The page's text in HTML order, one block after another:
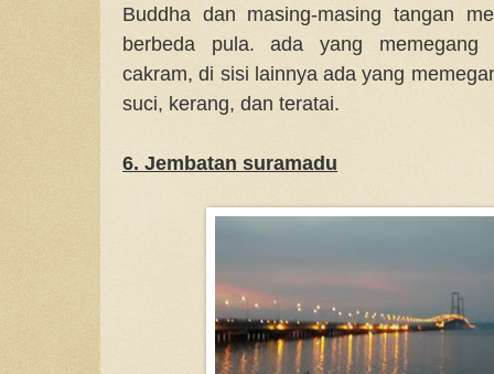
Buddha dan masing-masing tangan
berbeda pula. ada yang memegang
cakram, di sisi lainnya ada yang
suci, kerang, dan teratai.
6. Jembatan suramadu